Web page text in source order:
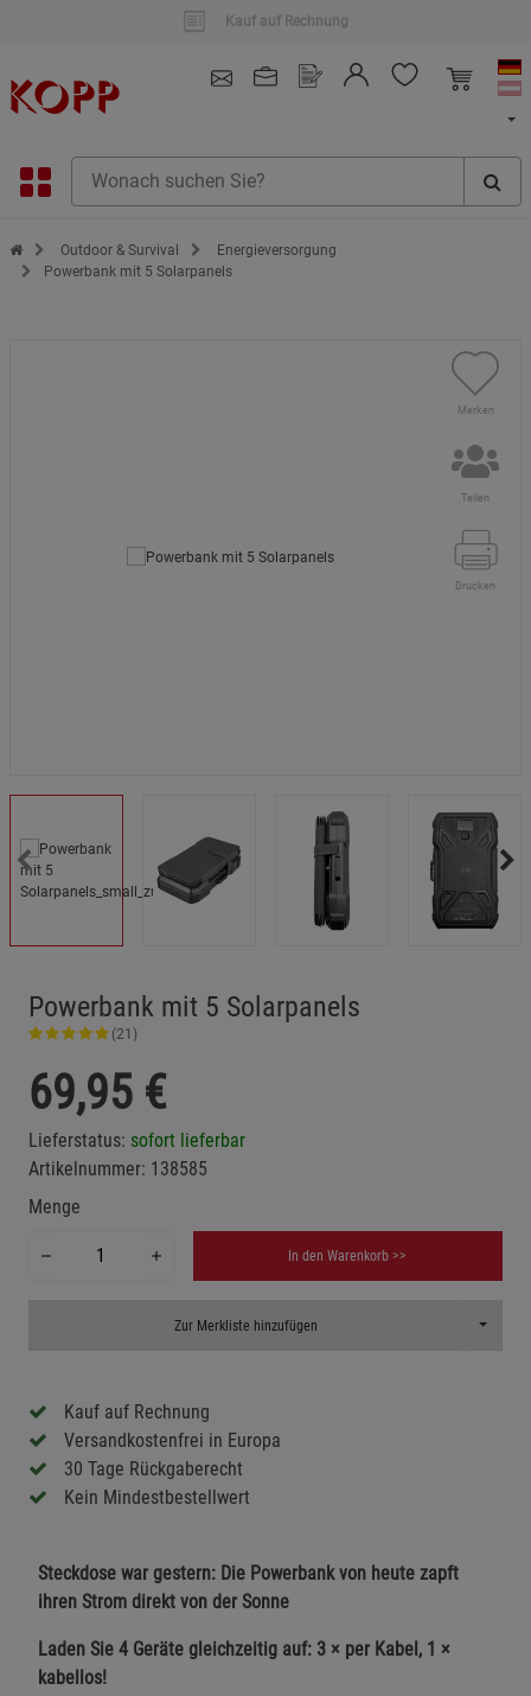
Kauf auf Rechnung
Zur Startseite des Kopp Verlag Online-Shop
Outdoor & Survival
Energieversorgung
Powerbank mit 5 Solarpanels
Merken
Teilen
Drucken
Powerbank mit 5 Solarpanels
(21)
69,95 €
Lieferstatus: sofort lieferbar
Artikelnummer: 138585
Menge
In den Warenkorb >>
Zur Merkliste hinzufügen Toggle
Kauf auf Rechnung
Versandkostenfrei in Europa
30 Tage Rückgaberecht
Kein Mindestbestellwert
Steckdose war gestern: Die Powerbank von heute zapft
ihren Strom direkt von der Sonne
Laden Sie 4 Geräte gleichzeitig auf: 3 × per Kabel, 1 ×
kabellos!